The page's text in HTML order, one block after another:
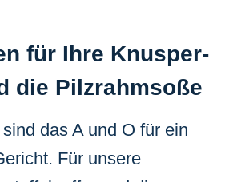
für Ihre Knusper-
die Pilzrahmsoße
das A und O für ein
Für unsere